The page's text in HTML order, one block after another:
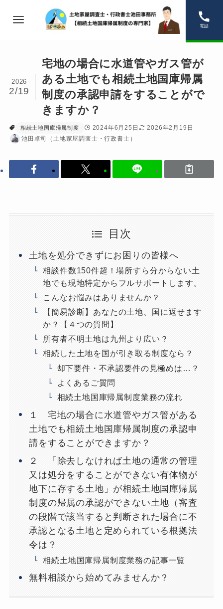
電話
宅地の場合に水道管やガス管が
ある土地でも相続土地国庫帰属
制度の承認申請をすることがで
きますか？
2026
2/19
相続土地国庫帰属制度 2024年6月25日
2026年2月19日
池田卓司（土地家屋調査士・行政書士）
目次
土地を処分できずにお困りの皆様へ
相談件数150件超！場所すら分からない土
地でも現地特定からフルサポートします。
こんなお悩みはありませんか？
【簡易診断】あなたの土地、国に返せます
か？【４つの質問】
所有者不明土地は九州より広い？
相続した土地を国が引き取る制度なら？
却下要件・不承認要件の見極めは…？
よくあるご質問
相続土地国庫帰属制度業務の流れ
１ 宅地の場合に水道管やガス管がある
土地でも相続土地国庫帰属制度の承認申
請をすることができますか？
２ 「除去しなければ土地の通常の管理
又は処分をすることができない有体物が
地下に存する土地」が相続土地国庫帰属
制度の帰属の承認ができない土地（審査
の段階で該当すると判断された場合に不
承認となる土地と定められている根拠法
令は？
相続土地国庫帰属制度業務の記事一覧
無料相談から始めてみませんか？